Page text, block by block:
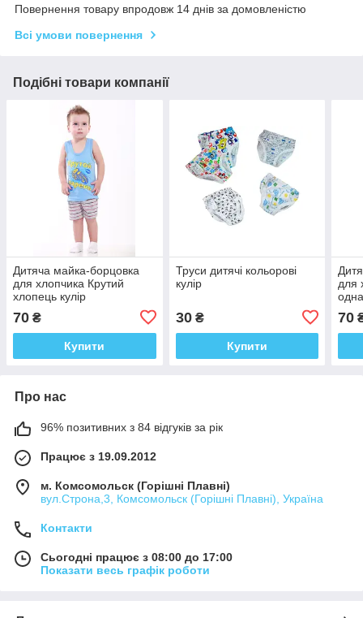
Повернення товару впродовж 14 днів за домовленістю
Всі умови повернення
Подібні товари компанії
Дитяча майка-борцовка
для хлопчика Крутий
хлопець кулір
70 ₴
Купити
Труси дитячі кольорові
кулір
30₴
Купити
для
70
Про нас
96% позитивних з 84 відгуків за рік
Працює з 19.09.2012
м. Комсомольск (Горішні Плавні)
вул.Строна,3, Комсомольск (Горішні Плавні), Україна
Контакти
Сьогодні працює з 08:00 до 17:00
Показати весь графік роботи